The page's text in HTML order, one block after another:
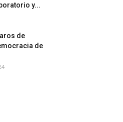
y...
de
de